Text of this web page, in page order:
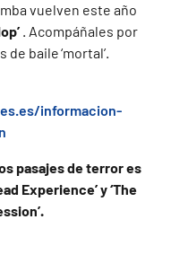
vuelven este año
. Acompáñales por
baile ‘mortal’.
informacion-
pasajes de terror es
Experience’ y ‘The